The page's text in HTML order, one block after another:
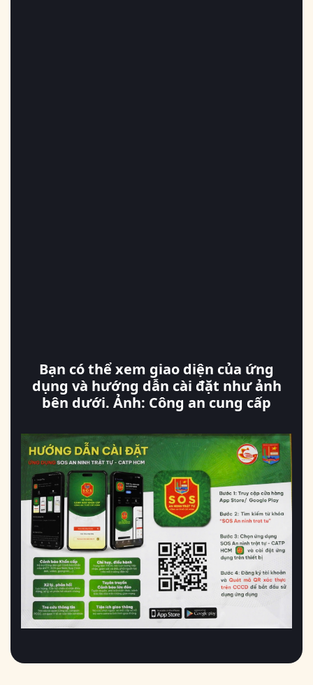
Bạn có thể xem giao diện của ứng
dụng và hướng dẫn cài đặt như ảnh
bên dưới. Ảnh: Công an cung cấp